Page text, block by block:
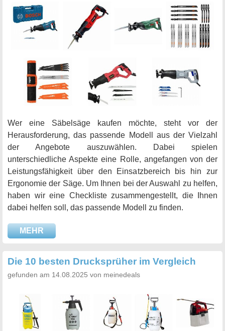
Wer eine Säbelsäge kaufen möchte, steht vor der
Herausforderung, das passende Modell aus der Vielzahl
der Angebote auszuwählen. Dabei spielen
unterschiedliche Aspekte eine Rolle, angefangen von der
Leistungsfähigkeit über den Einsatzbereich bis hin zur
Ergonomie der Säge. Um Ihnen bei der Auswahl zu helfen,
haben wir eine Checkliste zusammengestellt, die Ihnen
dabei helfen soll, das passende Modell zu finden.
MEHR
Die 10 besten Drucksprüher im Vergleich
gefunden am 14.08.2025 von meinedeals